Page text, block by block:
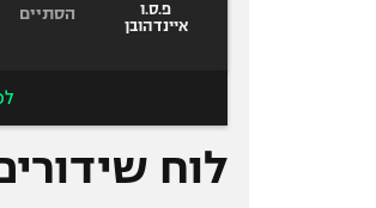
פ.ס.ו
איינדהובן
הסתיים
לוח